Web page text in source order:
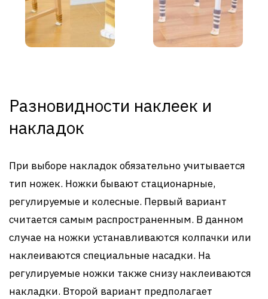
Разновидности наклеек и
накладок
При выборе накладок обязательно учитывается
тип ножек. Ножки бывают стационарные,
регулируемые и колесные. Первый вариант
считается самым распространенным. В данном
случае на ножки устанавливаются колпачки или
наклеиваются специальные насадки. На
регулируемые ножки также снизу наклеиваются
накладки. Второй вариант предполагает